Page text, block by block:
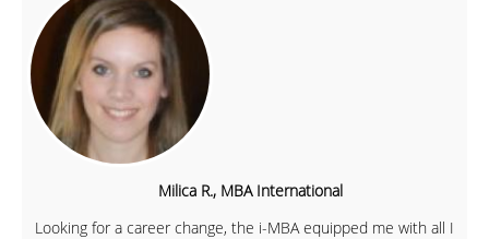
Milica R., MBA International
Looking for a career change, the i-MBA equipped me with all I